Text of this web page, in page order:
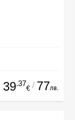
39.37
€ / 77лв.